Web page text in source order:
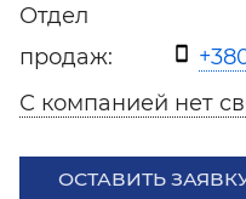
Отдел
продаж:
С компанией нет
ОСТАВИТЬ